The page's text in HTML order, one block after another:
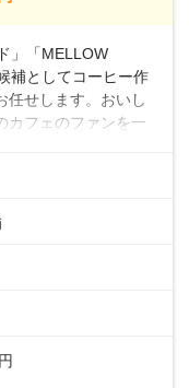
：年収410万円／
」「MELLOW
補としてコーヒー作
任せします。おいし
カフェのファンを一
内、レジ対応軽食
の知識から接客マ
、チームワークも
す。「カフェの接
上・シフト・在庫